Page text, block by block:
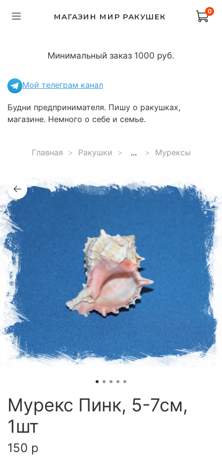
МАГАЗИН МИР РАКУШЕК
0
Минимальный заказ 1000 руб.
Мой телеграм канал
Будни предпринимателя. Пишу о ракушках,
магазине. Немного о себе и семье.
Главная Ракушки ... Мурексы
Мурекс Пинк, 5-7см,
1шт
150 р